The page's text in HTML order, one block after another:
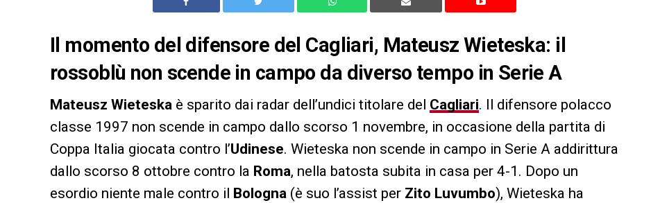
Il momento del difensore del Cagliari, Mateusz Wieteska: il
rossoblù non scende in campo da diverso tempo in Serie A
Mateusz Wieteska è sparito dai radar dell’undici titolare del Cagliari. Il difensore polacco
classe 1997 non scende in campo dallo scorso 1 novembre, in occasione della partita di
Coppa Italia giocata contro l’Udinese. Wieteska non scende in campo in Serie A addirittura
dallo scorso 8 ottobre contro la Roma, nella batosta subita in casa per 4-1. Dopo un
esordio niente male contro il Bologna (è suo l’assist per Zito Luvumbo), Wieteska ha